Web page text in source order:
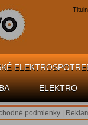
ELEKTRO
podmienky